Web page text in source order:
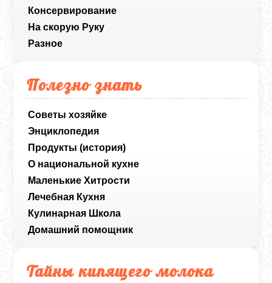
Консервирование
На скорую Руку
Разное
Полезно знать
Советы хозяйке
Энциклопедия
Продукты (история)
О национальной кухне
Маленькие Хитрости
Лечебная Кухня
Кулинарная Школа
Домашний помощник
Тайны кипящего молока